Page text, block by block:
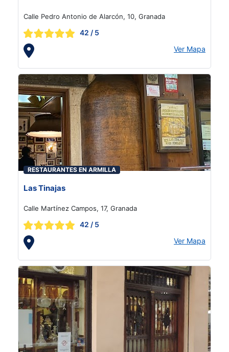
Calle Pedro Antonio de Alarcón, 10, Granada
42 / 5
Ver Mapa
RESTAURANTES EN ARMILLA
Las Tinajas
Calle Martínez Campos, 17, Granada
42 / 5
Ver Mapa